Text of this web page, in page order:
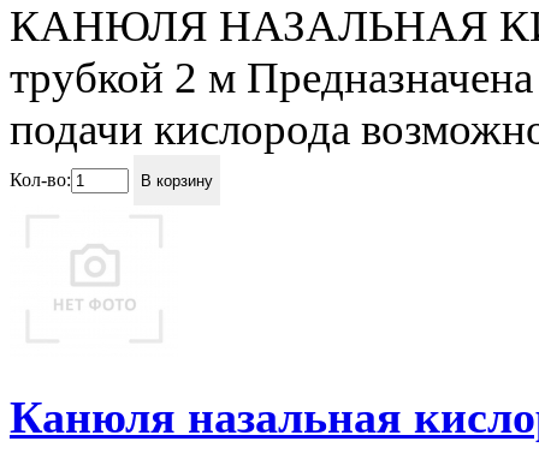
КАНЮЛЯ НАЗАЛЬНАЯ
трубкой 2 м
подачи кислорода
Кол-во: В корзину
Канюля назальная